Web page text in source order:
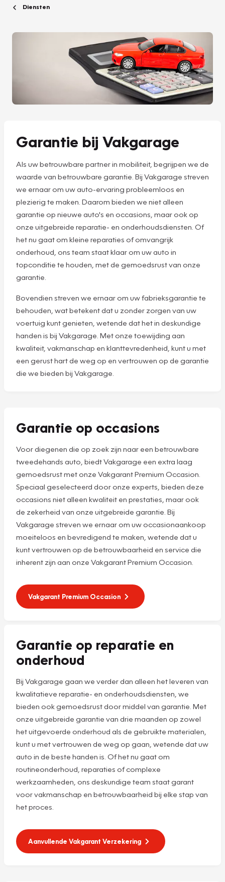
Diensten
Garantie bij Vakgarage
Als uw betrouwbare partner in mobiliteit, begrijpen we de
waarde van betrouwbare garantie. Bij Vakgarage streven
we ernaar om uw auto-ervaring probleemloos en
plezierig te maken. Daarom bieden we niet alleen
garantie op nieuwe auto's en occasions, maar ook op
onze uitgebreide reparatie- en onderhoudsdiensten. Of
het nu gaat om kleine reparaties of omvangrijk
onderhoud, ons team staat klaar om uw auto in
topconditie te houden, met de gemoedsrust van onze
garantie.
Bovendien streven we ernaar om uw fabrieksgarantie te
behouden, wat betekent dat u zonder zorgen van uw
voertuig kunt genieten, wetende dat het in deskundige
handen is bij Vakgarage. Met onze toewijding aan
kwaliteit, vakmanschap en klanttevredenheid, kunt u met
een gerust hart de weg op en vertrouwen op de garantie
die we bieden bij Vakgarage.
Garantie op occasions
Voor diegenen die op zoek zijn naar een betrouwbare
tweedehands auto, biedt Vakgarage een extra laag
gemoedsrust met onze Vakgarant Premium Occasion.
Speciaal geselecteerd door onze experts, bieden deze
occasions niet alleen kwaliteit en prestaties, maar ook
de zekerheid van onze uitgebreide garantie. Bij
Vakgarage streven we ernaar om uw occasionaankoop
moeiteloos en bevredigend te maken, wetende dat u
kunt vertrouwen op de betrouwbaarheid en service die
inherent zijn aan onze Vakgarant Premium Occasion.
Vakgarant Premium Occasion
Garantie op reparatie en
onderhoud
Bij Vakgarage gaan we verder dan alleen het leveren van
kwalitatieve reparatie- en onderhoudsdiensten, we
bieden ook gemoedsrust door middel van garantie. Met
onze uitgebreide garantie van drie maanden op zowel
het uitgevoerde onderhoud als de gebruikte materialen,
kunt u met vertrouwen de weg op gaan, wetende dat uw
auto in de beste handen is. Of het nu gaat om
routineonderhoud, reparaties of complexe
werkzaamheden, ons deskundige team staat garant
voor vakmanschap en betrouwbaarheid bij elke stap van
het proces.
Aanvullende Vakgarant Verzekering